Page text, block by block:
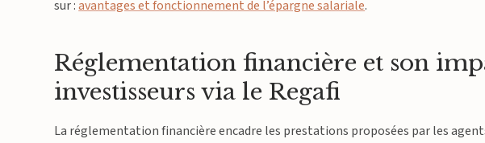
sur :avantages et fonctionnement de l’épargne salariale.
Réglementation financière et son
investisseurs via le Regafi
La réglementation financière encadre les prestations proposées par les